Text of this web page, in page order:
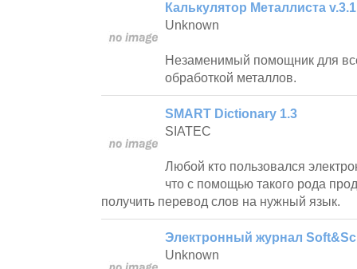
Калькулятор Металлиста v.3.1
Unknown
Незаменимый помощник для
обработкой металлов.
SMART Dictionary 1.3
SIATEC
Любой кто пользовался
что с помощью такого рода
получить перевод слов на нужный язык.
Электронный журнал
Unknown